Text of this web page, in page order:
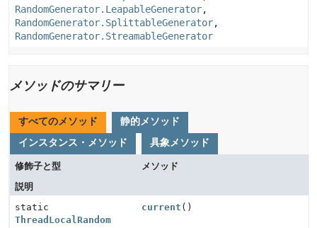
RandomGenerator.LeapableGenerator,
RandomGenerator.SplittableGenerator,
RandomGenerator.StreamableGenerator
メソッドのサマリー
すべてのメソッド
静的メソッド
インスタンス・メソッド
具象メソッド
修飾子と型
メソッド
説明
static
ThreadLocalRandom
current ()